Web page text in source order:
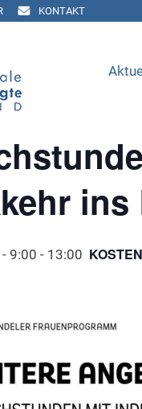
KONTAKT
hat bereits
9:00 - 13:00